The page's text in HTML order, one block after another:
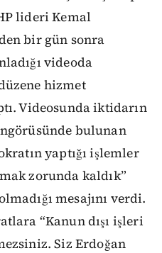
lideri Kemal
bir gün sonra
videoda
hizmet
Videosunda iktidarın
bulunan
yaptığı işlemler
zorunda kaldık”
mesajını verdi.
“Kanun dışı işleri
Siz Erdoğan